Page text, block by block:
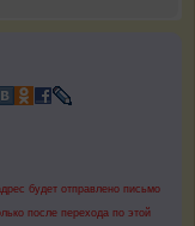
будет отправлено письмо
после перехода по этой